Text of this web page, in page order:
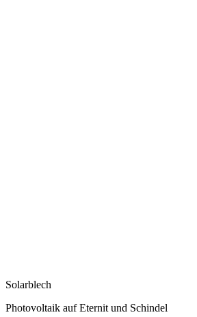
Solarblech
Photovoltaik auf Eternit und Schindel